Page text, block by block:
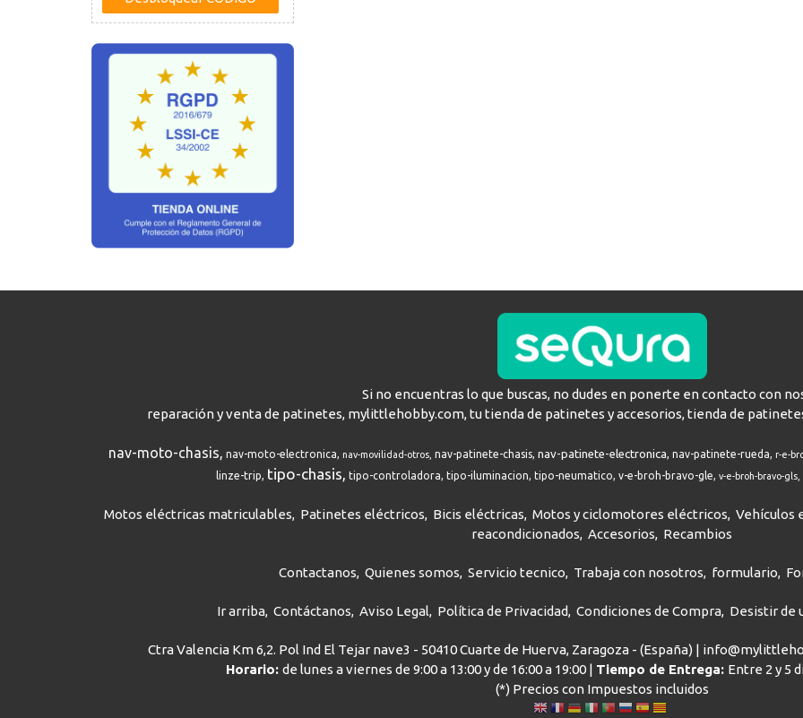
Si no encuentras lo que buscas, no dudes en ponerte en contacto con
reparación y venta de patinetes, mylittlehobby.com, tu tienda de patinetes y accesorios, tienda de
nav-moto-chasis nav-moto-electronica nav-movilidad-otros nav-patinete-chasis nav-patinete-electronica nav-patinete-rueda r-e-
linze-trip
tipo-chasis tipo-controladora tipo-iluminacion tipo-neumatico v-e-broh-bravo-gle v-e-broh-bravo-gls
Motos eléctricas matriculables Patinetes eléctricos Bicis eléctricas Motos y ciclomotores eléctricos Vehículos
reacondicionados Accesorios Recambios
Contactanos Quienes somos Servicio tecnico Trabaja con nosotros formulario
Ir arriba Contáctanos Aviso Legal Política de Privacidad Condiciones de Compra Desistir de
Ctra Valencia Km 6,2. Pol Ind El Tejar nave3 - 50410 Cuarte de Huerva, Zaragoza - (España) |
Horario:de lunes a viernes de 9:00 a 13:00 y de 16:00 a 19:00 | Tiempo de Entrega: Entre 2 y 5
(*) Precios con Impuestos incluidos